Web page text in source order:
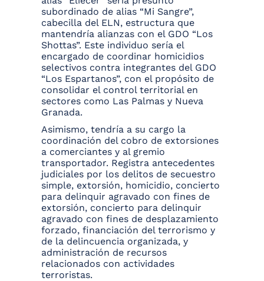
subordinado de alias “Mi Sangre”,
cabecilla del ELN, estructura que
mantendría alianzas con el GDO “Los
Shottas”. Este individuo sería el
encargado de coordinar homicidios
selectivos contra integrantes del GDO
“Los Espartanos”, con el propósito de
consolidar el control territorial en
sectores como Las Palmas y Nueva
Granada.
Asimismo, tendría a su cargo la
coordinación del cobro de extorsiones
a comerciantes y al gremio
transportador. Registra antecedentes
judiciales por los delitos de secuestro
simple, extorsión, homicidio, concierto
para delinquir agravado con fines de
extorsión, concierto para delinquir
agravado con fines de desplazamiento
forzado, financiación del terrorismo y
de la delincuencia organizada, y
administración de recursos
relacionados con actividades
terroristas.